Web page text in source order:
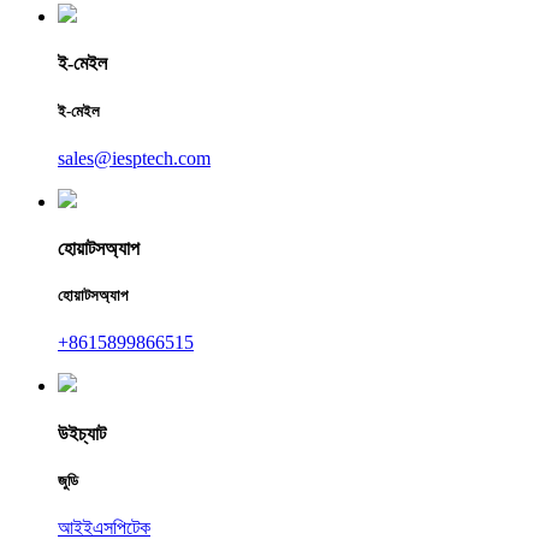
ই-মেইল
ই-মেইল
sales@iesptech.com
হোয়াটসঅ্যাপ
হোয়াটসঅ্যাপ
+8615899866515
উইচ্যাট
জুডি
আইইএসপিটেক